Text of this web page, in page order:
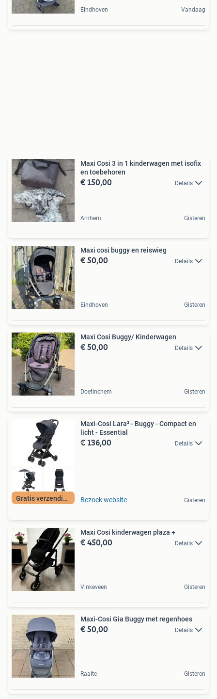
Eindhoven Vandaag
Maxi Cosi 3 in 1 kinderwagen met isofix
en toebehoren
€ 150,00 Details
Arnhem Gisteren
Maxi cosi buggy en reiswieg
€ 50,00 Details
Eindhoven Gisteren
Maxi Cosi Buggy/ Kinderwagen
€ 50,00 Details
Doetinchem Gisteren
Gratis verzending
Maxi-Cosi Lara² - Buggy - Compact en
licht - Essential
€ 136,00 Details
Bezoek website Gisteren
Maxi Cosi kinderwagen plaza +
€ 450,00 Details
Vinkeveen Gisteren
Maxi-Cosi Gia Buggy met regenhoes
€ 50,00 Details
Raalte Gisteren